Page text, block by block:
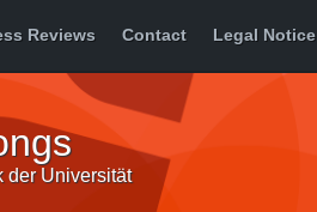
Reviews Contact Legal Notice
der Universität